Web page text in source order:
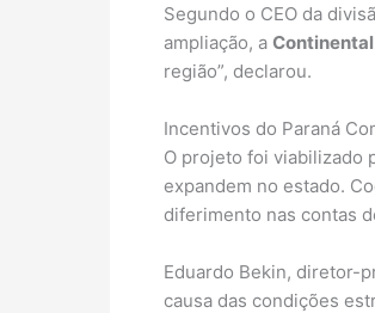
Segundo o CEO da
ampliação, a
região”, declarou.
Incentivos do Paraná
O projeto foi viabilizado
expandem no estado.
diferimento nas contas
Eduardo Bekin, diretor-
causa das condições